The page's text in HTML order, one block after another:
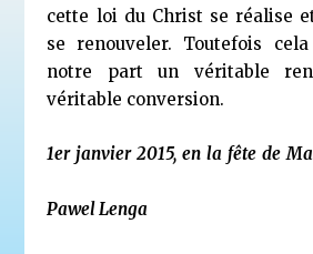
cette loi du Christ se réalise
se renouveler. Toutefois
notre part un véritable
véritable conversion.
1erjanvier 2015, en la fête de
+
Pawel Lenga